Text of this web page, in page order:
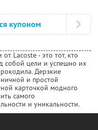
купоном
Lacoste - это тот, кто
собой цели и успешно их
Дерзкие
и простой
карточкой модного
самого
и уникальности.